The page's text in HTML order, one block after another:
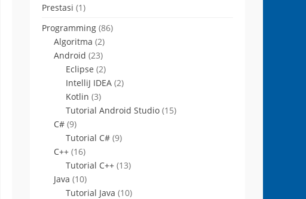
Prestasi (1)
Programming (86)
Algoritma (2)
Android (23)
Eclipse (2)
IntelliJ IDEA (2)
Kotlin (3)
Tutorial Android Studio (15)
C# (9)
Tutorial C# (9)
C++ (16)
Tutorial C++ (13)
Java (10)
Tutorial Java (10)